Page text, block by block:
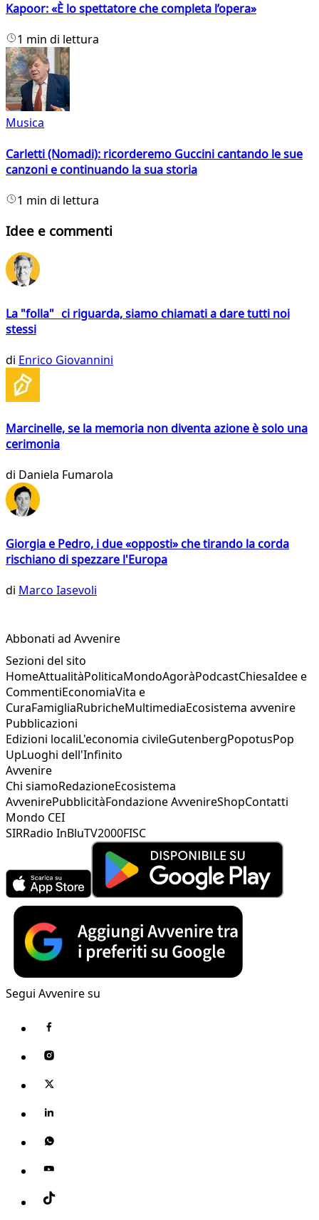
Kapoor: «È lo spettatore che completa l’opera»
1 min di lettura
Musica
Carletti (Nomadi): ricorderemo Guccini cantando le sue
canzoni e continuando la sua storia
1 min di lettura
Idee e commenti
La "folla" ci riguarda, siamo chiamati a dare tutti noi
stessi
di Enrico Giovannini
Marcinelle, se la memoria non diventa azione è solo una
cerimonia
di Daniela Fumarola
Giorgia e Pedro, i due «opposti» che tirando la corda
rischiano di spezzare l'Europa
di Marco Iasevoli
Abbonati ad Avvenire
Sezioni del sito
HomeAttualitàPoliticaMondoAgoràPodcastChiesaIdee e
CommentiEconomiaVita e
CuraFamigliaRubricheMultimediaEcosistema avvenire
Pubblicazioni
Edizioni localiL'economia civileGutenbergPopotusPop
UpLuoghi dell'Infinito
Avvenire
Chi siamoRedazioneEcosistema
AvvenirePubblicitàFondazione AvvenireShopContatti
Mondo CEI
SIRRadio InBluTV2000FISC
Segui Avvenire su